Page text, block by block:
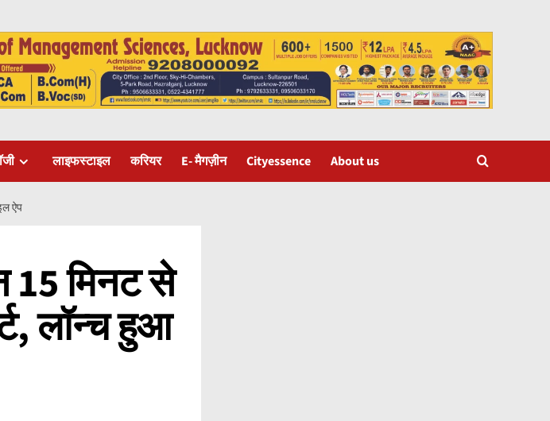
लाइफस्टाइल करियर E- मैगज़ीन Cityessence About us
ऐप
15 मिनट से
लॉन्च हुआ